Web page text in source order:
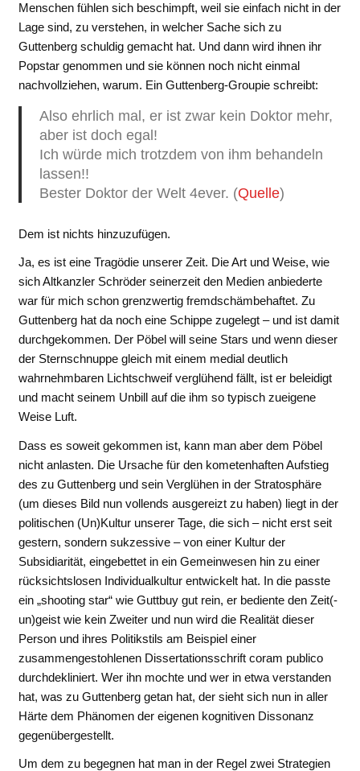
Menschen fühlen sich beschimpft, weil sie einfach nicht in der
Lage sind, zu verstehen, in welcher Sache sich zu
Guttenberg schuldig gemacht hat. Und dann wird ihnen ihr
Popstar genommen und sie können noch nicht einmal
nachvollziehen, warum. Ein Guttenberg-Groupie schreibt:
Also ehrlich mal, er ist zwar kein Doktor mehr,
aber ist doch egal!
Ich würde mich trotzdem von ihm behandeln
lassen!!
Bester Doktor der Welt 4ever. (Quelle)
Dem ist nichts hinzuzufügen.
Ja, es ist eine Tragödie unserer Zeit. Die Art und Weise, wie
sich Altkanzler Schröder seinerzeit den Medien anbiederte
war für mich schon grenzwertig fremdschämbehaftet. Zu
Guttenberg hat da noch eine Schippe zugelegt – und ist damit
durchgekommen. Der Pöbel will seine Stars und wenn dieser
der Sternschnuppe gleich mit einem medial deutlich
wahrnehmbaren Lichtschweif verglühend fällt, ist er beleidigt
und macht seinem Unbill auf die ihm so typisch zueigene
Weise Luft.
Dass es soweit gekommen ist, kann man aber dem Pöbel
nicht anlasten. Die Ursache für den kometenhaften Aufstieg
des zu Guttenberg und sein Verglühen in der Stratosphäre
(um dieses Bild nun vollends ausgereizt zu haben) liegt in der
politischen (Un)Kultur unserer Tage, die sich – nicht erst seit
gestern, sondern sukzessive – von einer Kultur der
Subsidiarität, eingebettet in ein Gemeinwesen hin zu einer
rücksichtslosen Individualkultur entwickelt hat. In die passte
ein „shooting star“ wie Guttbuy gut rein, er bediente den Zeit(-
un)geist wie kein Zweiter und nun wird die Realität dieser
Person und ihres Politikstils am Beispiel einer
zusammengestohlenen Dissertationsschrift coram publico
durchdekliniert. Wer ihn mochte und wer in etwa verstanden
hat, was zu Guttenberg getan hat, der sieht sich nun in aller
Härte dem Phänomen der eigenen kognitiven Dissonanz
gegenübergestellt.
Um dem zu begegnen hat man in der Regel zwei Strategien